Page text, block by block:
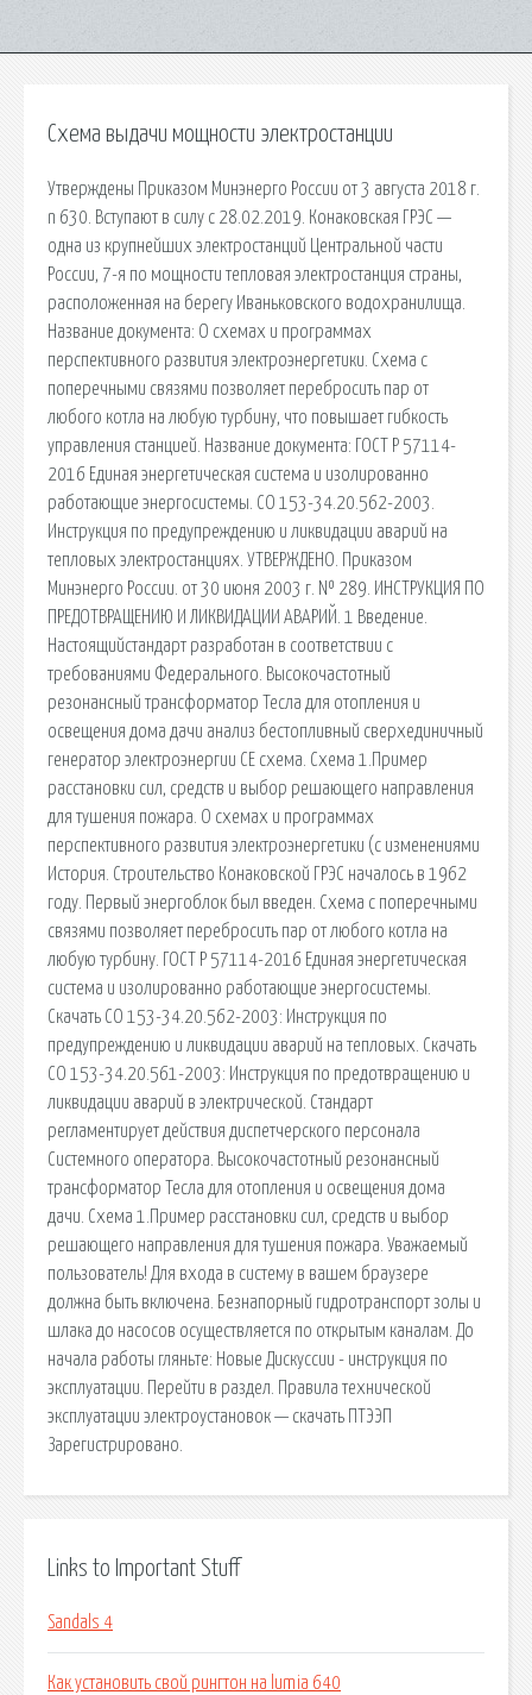
Схема выдачи мощности электростанции
Утверждены Приказом Минэнерго России от 3 августа 2018 г.
n 630. Вступают в силу с 28.02.2019. Конаковская ГРЭС —
одна из крупнейших электростанций Центральной части
России, 7-я по мощности тепловая электростанция страны,
расположенная на берегу Иваньковского водохранилища.
Название документа: О схемах и программах
перспективного развития электроэнергетики. Схема с
поперечными связями позволяет перебросить пар от
любого котла на любую турбину, что повышает гибкость
управления станцией. Название документа: ГОСТ Р 57114-
2016 Единая энергетическая система и изолированно
работающие энергосистемы. СО 153-34.20.562-2003.
Инструкция по предупреждению и ликвидации аварий на
тепловых электростанциях. УТВЕРЖДЕНО. Приказом
Минэнерго России. от 30 июня 2003 г. № 289. ИНСТРУКЦИЯ ПО
ПРЕДОТВРАЩЕНИЮ И ЛИКВИДАЦИИ АВАРИЙ. 1 Введение.
Настоящийстандарт разработан в соответствии с
требованиями Федерального. Высокочастотный
резонансный трансформатор Тесла для отопления и
освещения дома дачи анализ бестопливный сверхединичный
генератор электроэнергии СЕ схема. Схема 1.Пример
расстановки сил, средств и выбор решающего направления
для тушения пожара. О схемах и программах
перспективного развития электроэнергетики (с изменениями
История. Строительство Конаковской ГРЭС началось в 1962
году. Первый энергоблок был введен. Схема с поперечными
связями позволяет перебросить пар от любого котла на
любую турбину. ГОСТ Р 57114-2016 Единая энергетическая
система и изолированно работающие энергосистемы.
Скачать СО 153-34.20.562-2003: Инструкция по
предупреждению и ликвидации аварий на тепловых. Скачать
СО 153-34.20.561-2003: Инструкция по предотвращению и
ликвидации аварий в электрической. Стандарт
регламентирует действия диспетчерского персонала
Системного оператора. Высокочастотный резонансный
трансформатор Тесла для отопления и освещения дома
дачи. Схема 1.Пример расстановки сил, средств и выбор
решающего направления для тушения пожара. Уважаемый
пользователь! Для входа в систему в вашем браузере
должна быть включена. Безнапорный гидротранспорт золы и
шлака до насосов осуществляется по открытым каналам. До
начала работы гляньте: Новые Дискуссии - инструкция по
эксплуатации. Перейти в раздел. Правила технической
эксплуатации электроустановок — скачать ПТЭЭП
Зарегистрировано.
Links to Important Stuff
Sandals 4
Как установить свой рингтон на lumia 640